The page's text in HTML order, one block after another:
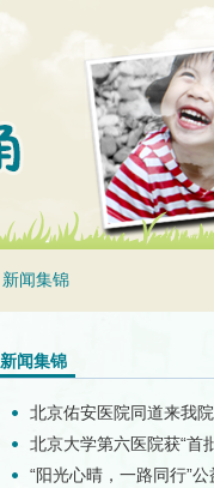
新闻集锦
新闻集锦
北京佑安医院同道来我
北京大学第六医院获“首
“阳光心晴，一路同行”